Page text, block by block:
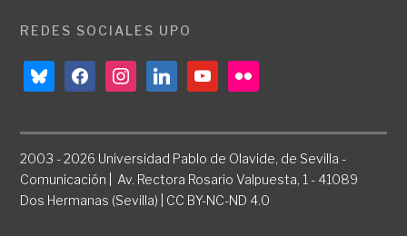
REDES SOCIALES UPO
blueskyfacebookinstagramlinkedinyoutubeflickr
2003 - 2026 Universidad Pablo de Olavide, de Sevilla -
Comunicación | Av. Rectora Rosario Valpuesta, 1 - 41089
Dos Hermanas (Sevilla) | CC BY-NC-ND 4.0